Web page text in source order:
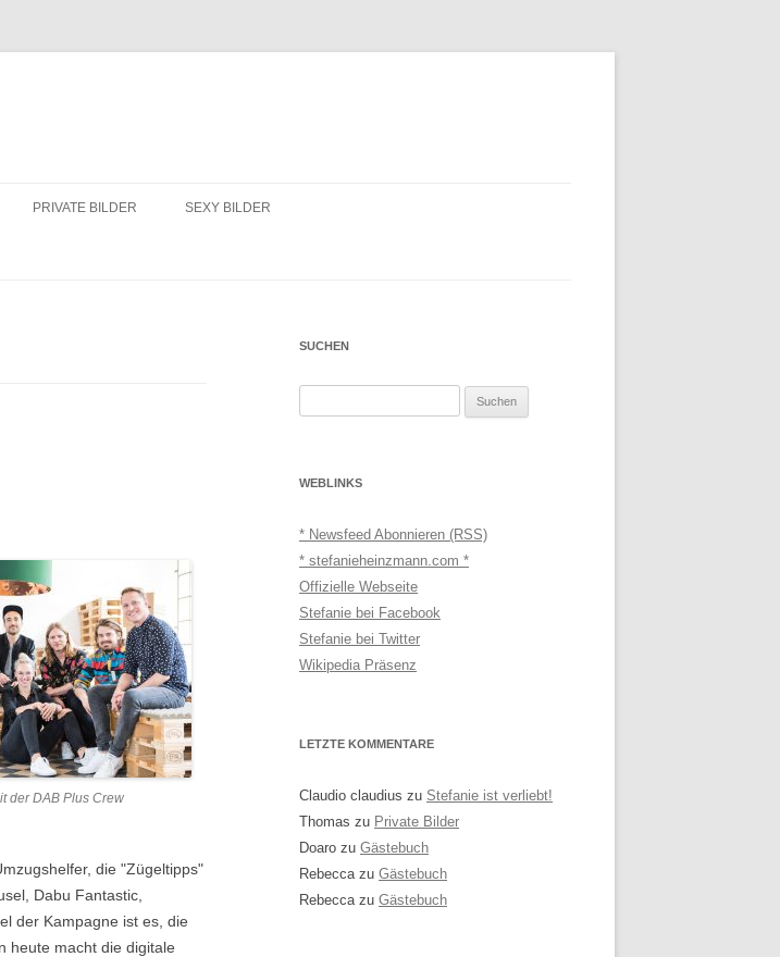
PRIVATE BILDER SEXY BILDER
der DAB Plus Crew
die "Zügeltipps"
Dabu Fantastic,
der Kampagne ist es, die
heute macht die digitale
SUCHEN
WEBLINKS
* Newsfeed Abonnieren (RSS)
* stefanieheinzmann.com *
Offizielle Webseite
Stefanie bei Facebook
Stefanie bei Twitter
Wikipedia Präsenz
LETZTE KOMMENTARE
Claudio claudius zu Stefanie ist verliebt!
Thomas zu Private Bilder
Doaro zu Gästebuch
Rebeccazu Gästebuch
Rebeccazu Gästebuch